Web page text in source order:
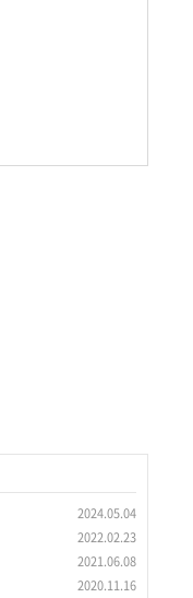
2024.05.04
2022.02.23
2021.06.08
2020.11.16